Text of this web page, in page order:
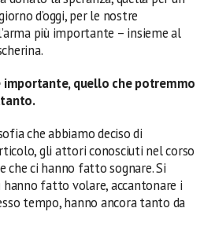
d’oggi, per le nostre
più importante – insieme al
importante, quello che potremmo
che abbiamo deciso di
gli attori conosciuti nel corso
che ci hanno fatto sognare. Si
fatto volare, accantonare i
tempo, hanno ancora tanto da